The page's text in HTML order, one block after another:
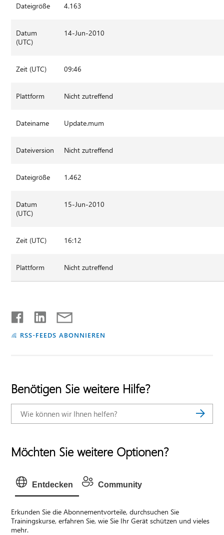
Dateigröße 4.163
Datum
(UTC)
14-Jun-2010
Zeit (UTC) 09:46
Plattform Nicht zutreffend
Dateiname Update.mum
Dateiversion Nicht zutreffend
Dateigröße 1.462
Datum
(UTC)
15-Jun-2010
Zeit (UTC) 16:12
Plattform Nicht zutreffend
RSS-FEEDS ABONNIEREN
Benötigen Sie weitere Hilfe?
Möchten Sie weitere Optionen?
Entdecken Community
Erkunden Sie die Abonnementvorteile, durchsuchen Sie
Trainingskurse, erfahren Sie, wie Sie Ihr Gerät schützen und vieles
mehr.